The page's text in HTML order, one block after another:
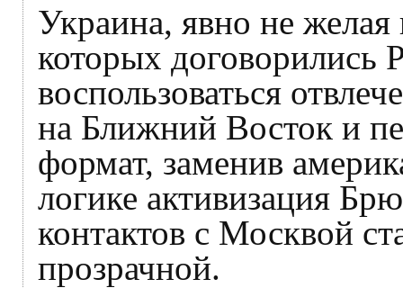
Украина, явно не
которых
воспользоваться
на Ближний Восток и
формат, заменив
логике активизация
контактов с Москвой
прозрачной.